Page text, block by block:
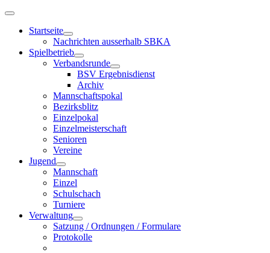
Startseite
Nachrichten ausserhalb SBKA
Spielbetrieb
Verbandsrunde
BSV Ergebnisdienst
Archiv
Mannschaftspokal
Bezirksblitz
Einzelpokal
Einzelmeisterschaft
Senioren
Vereine
Jugend
Mannschaft
Einzel
Schulschach
Turniere
Verwaltung
Satzung / Ordnungen / Formulare
Protokolle